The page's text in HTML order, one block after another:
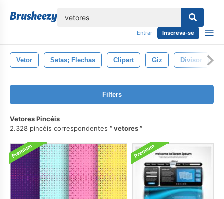
Entrar Inscreva-se
Vetor Setas; Flechas Clipart Giz Divisor
Filters
Vetores Pincéis
2.328 pincéis correspondentes
vetores